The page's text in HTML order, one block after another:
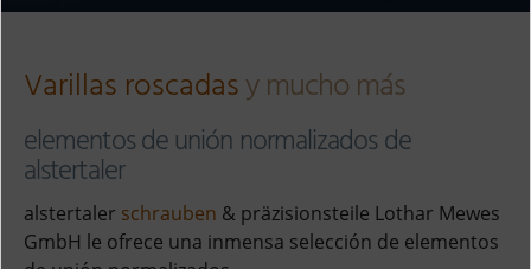
Varillas roscadasy mucho más
elementos de unión normalizados de
alstertaler
alstertaler schrauben & präzisionsteile Lothar Mewes
GmbH le ofrece una inmensa selección de elementos